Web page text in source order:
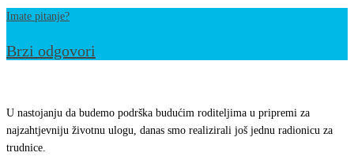
Imate pitanje?
Brzi odgovori
radionica
za
trudnice
U nastojanju da budemo podrška budućim roditeljima u pripremi za
najzahtjevniju životnu ulogu, danas smo realizirali još jednu radionicu za
trudnice.